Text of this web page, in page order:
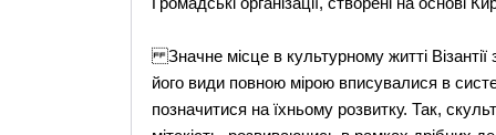
Значне місце в культурному житті
його види повною мірою вписувалися в
позначитися на їхньому розвитку. Так,